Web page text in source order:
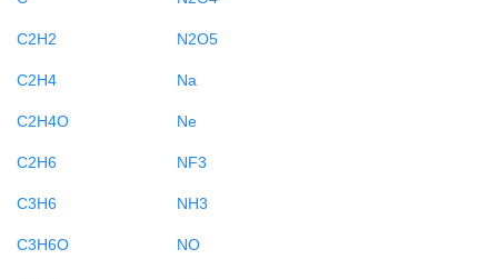
C2H2
C2H4
C2H4O
C2H6
C3H6
C3H6O
N2O5
Na
Ne
NF3
NH3
NO